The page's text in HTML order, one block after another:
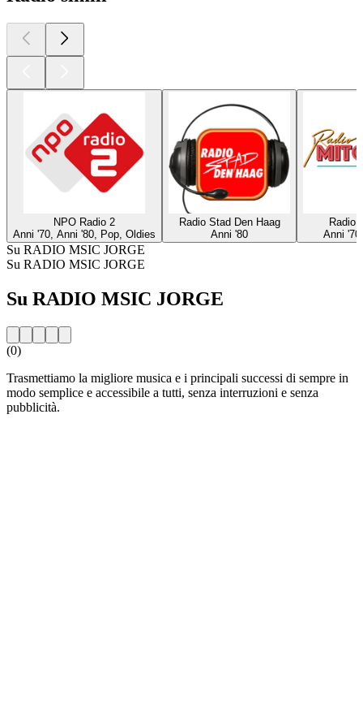
NPO Radio 2
Anni '70, Anni '80, Pop, Oldies
Radio Stad Den Haag
Anni '80
Radio
Anni
Su RADIO MSIC JORGE
Su RADIO MSIC JORGE
Su RADIO MSIC JORGE
(0)
Trasmettiamo la migliore musica e i principali successi di sempre in
modo semplice e accessibile a tutti, senza interruzioni e senza
pubblicità.